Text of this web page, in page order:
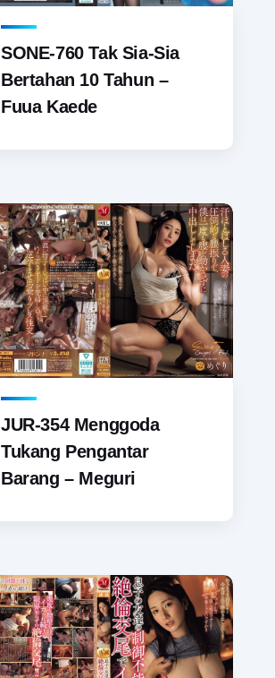
SONE-760 Tak Sia-Sia
Bertahan 10 Tahun –
Fuua Kaede
JUR-354 Menggoda
Tukang Pengantar
Barang – Meguri